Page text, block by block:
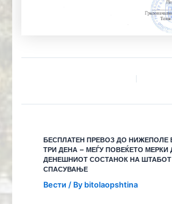
БЕСПЛАТЕН ПРЕВОЗ ДО НИЖЕПОЛЕ
ТРИ ДЕНА – МЕЃУ ПОВЕЌЕТО
ДЕНЕШНИОТ СОСТАНОК НА
СПАСУВАЊЕ
Вести / By bitolaopshtina